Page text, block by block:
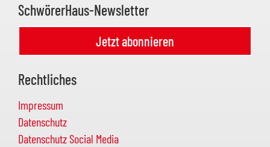
SchwörerHaus-Newsletter
Jetzt abonnieren
Rechtliches
Impressum
Datenschutz
Datenschutz Social Media